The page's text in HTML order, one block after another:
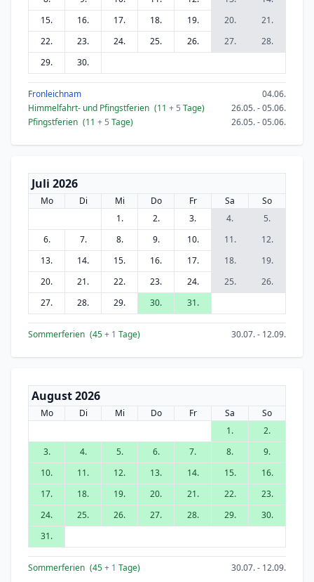
15.
16. 17. 18. 19. 20.
21.
22.
23. 24. 25. 26. 27.
28.
29.
30.
Fronleichnam
04.06.
Himmelfahrt- und Pfingstferien (11 + 5 Tage)
26.05. - 05.06.
Pfingstferien (11 + 5 Tage) 26.05. - 05.06.
Juli 2026
Mo Di Mi Do Fr Sa
So
1.
2. 3. 4.
5.
6.
7. 8. 9. 10. 11.
12.
13.
14. 15. 16. 17. 18.
19.
20.
21. 22. 23. 24. 25.
26.
27.
28. 29. 30. 31.
Sommerferien (45+ 1 Tage) 30.07. - 12.09.
August 2026
Mo Di Mi Do Fr Sa
So
1.
2.
3.
4. 5. 6. 7. 8.
9.
10.
11. 12. 13. 14. 15.
16.
17.
18. 19. 20. 21. 22.
23.
24.
25. 26. 27. 28. 29.
30.
31.
Sommerferien (45+ 1 Tage) 30.07. - 12.09.